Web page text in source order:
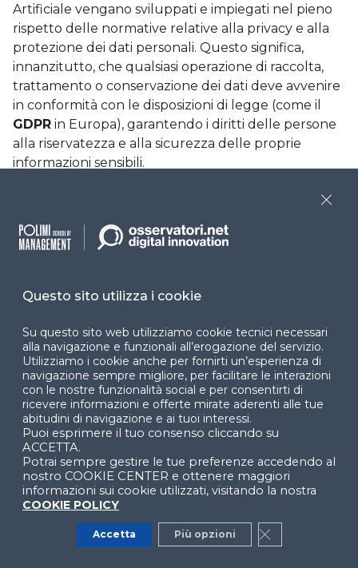
Artificiale vengano sviluppati e impiegati nel pieno
rispetto delle normative relative alla privacy e alla
protezione dei dati personali. Questo significa,
innanzitutto, che qualsiasi operazione di raccolta,
trattamento o conservazione dei dati deve avvenire
in conformità con le disposizioni di legge (come il
GDPR in Europa), garantendo i diritti delle persone
alla riservatezza e alla sicurezza delle proprie
informazioni sensibili.
elevati standard di qualità e integrità dei dati
trattati. Ciò implica che i dati debbano essere
trasparente. Una buona governance dei dati
degli accessi, la minimizzazione dei dati
raccolti e il rispetto dei principi di finalità e
proporzionalità.
Robustezza tecnica e sicurezza
Questo principio richiama l’esigenza che i sistemi di
AI siano sviluppati e utilizzati in modo darisultare
solidi, resilienti e affidabilianche in presenza di
malfunzionamenti, tentativi di manipolazione o
condizioni operative avverse. La robustezza tecnica
si riferisce alla capacità dell’IA di continuare a
Questo sito utilizza i cookie
Su questo sito web utilizziamo cookie tecnici necessari
alla navigazione e funzionali all’erogazione del servizio.
Utilizziamo i cookie anche per fornirti un’esperienza di
navigazione sempre migliore, per facilitare le interazioni
con le nostre funzionalità social e per consentirti di
ricevere informazioni e offerte mirate aderenti alle tue
abitudini di navigazione e ai tuoi interessi.
Puoi esprimere il tuo consenso cliccando su
ACCETTA.
Potrai sempre gestire le tue preferenze accedendo al
nostro COOKIE CENTER e ottenere maggiori
informazioni sui cookie utilizzati, visitando la nostra
COOKIE POLICY
Accetta Più opzioni Close GDPR